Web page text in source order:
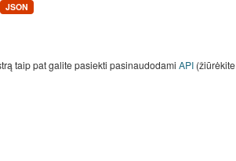
JSON
taip pat galite pasiekti pasinaudodami API(žiūrėkite